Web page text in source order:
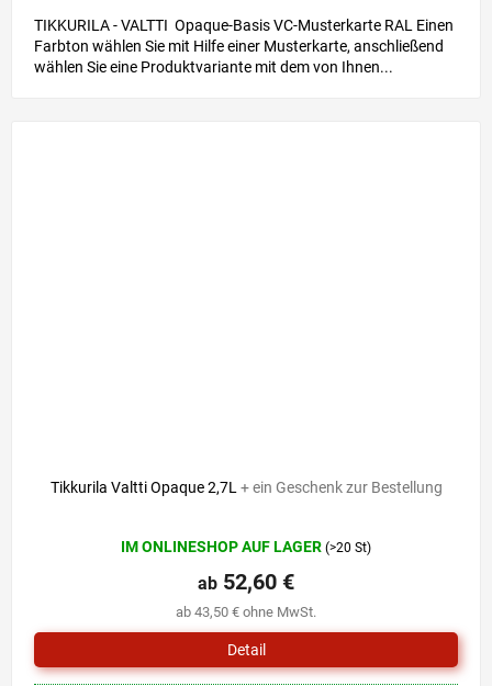
TIKKURILA - VALTTI Opaque-Basis VC-Musterkarte RAL Einen
Farbton wählen Sie mit Hilfe einer Musterkarte, anschließend
wählen Sie eine Produktvariante mit dem von Ihnen...
Tikkurila Valtti Opaque 2,7L+ ein Geschenk zur Bestellung
durchschnittliche
Produktbewertung
ist
0,0
von
5
Sternen.
IM ONLINESHOP AUF LAGER (>20 St)
ab 43,50 € ohne MwSt.
ab 52,60 €
Detail